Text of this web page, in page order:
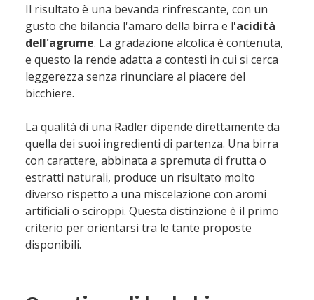
Il risultato è una bevanda rinfrescante, con un
gusto che bilancia l'amaro della birra e l'acidità
dell'agrume. La gradazione alcolica è contenuta,
e questo la rende adatta a contesti in cui si cerca
leggerezza senza rinunciare al piacere del
bicchiere.
La qualità di una Radler dipende direttamente da
quella dei suoi ingredienti di partenza. Una birra
con carattere, abbinata a spremuta di frutta o
estratti naturali, produce un risultato molto
diverso rispetto a una miscelazione con aromi
artificiali o sciroppi. Questa distinzione è il primo
criterio per orientarsi tra le tante proposte
disponibili.